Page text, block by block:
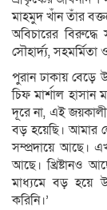
মাহমুদ খাঁন তাঁর
অবিচারের
সৌহার্দ্য,
পুরান ঢাকায় বেড়ে
চিফ মার্শাল
দূরে না, এই
বড় হয়েছি। আমার
সম্প্রদায়ে আছে।
আছে। খ্রিষ্টানও
মাধ্যমে বড় হয়ে
করিনি।’